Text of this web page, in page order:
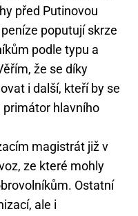
před Putinovou
poputují skrze
podle typu a
že se díky
i další, kteří by se
primátor hlavního
magistrát již v
ze které mohly
Ostatní
ale i